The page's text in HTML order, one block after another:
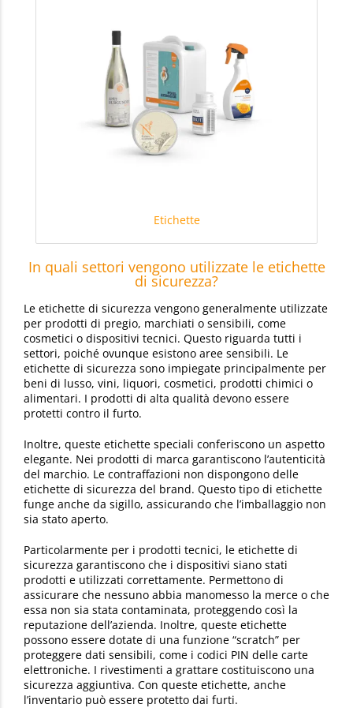
Etichette
In quali settori vengono utilizzate le etichette
di sicurezza?
Le etichette di sicurezza vengono generalmente utilizzate
per prodotti di pregio, marchiati o sensibili, come
cosmetici o dispositivi tecnici. Questo riguarda tutti i
settori, poiché ovunque esistono aree sensibili. Le
etichette di sicurezza sono impiegate principalmente per
beni di lusso, vini, liquori, cosmetici, prodotti chimici o
alimentari. I prodotti di alta qualità devono essere
protetti contro il furto.
Inoltre, queste etichette speciali conferiscono un aspetto
elegante. Nei prodotti di marca garantiscono l’autenticità
del marchio. Le contraffazioni non dispongono delle
etichette di sicurezza del brand. Questo tipo di etichette
funge anche da sigillo, assicurando che l’imballaggio non
sia stato aperto.
Particolarmente per i prodotti tecnici, le etichette di
sicurezza garantiscono che i dispositivi siano stati
prodotti e utilizzati correttamente. Permettono di
assicurare che nessuno abbia manomesso la merce o che
essa non sia stata contaminata, proteggendo così la
reputazione dell’azienda. Inoltre, queste etichette
possono essere dotate di una funzione “scratch” per
proteggere dati sensibili, come i codici PIN delle carte
elettroniche. I rivestimenti a grattare costituiscono una
sicurezza aggiuntiva. Con queste etichette, anche
l’inventario può essere protetto dai furti.